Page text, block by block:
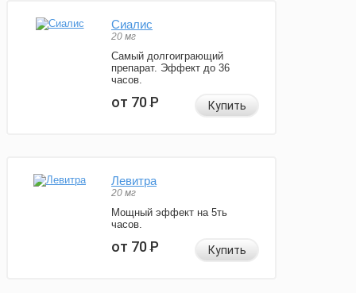
Сиалис
20 мг
Самый долгоиграющий
препарат. Эффект до 36
часов.
от 70Р Купить
Левитра
20 мг
Мощный эффект на 5ть
часов.
от 70Р Купить